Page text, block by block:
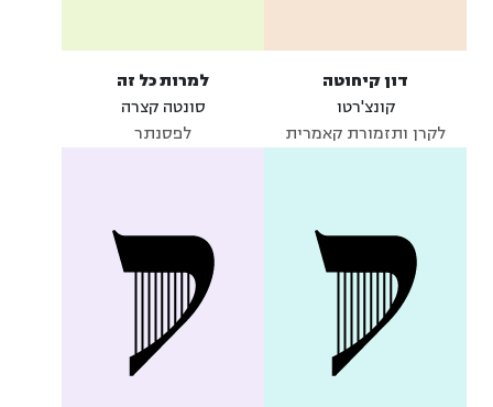
דון קיחוטה
קונצ'רטו
לקרן ותזמורת קאמרית
למרות כל זה
סונטה קצרה
לפסנתר